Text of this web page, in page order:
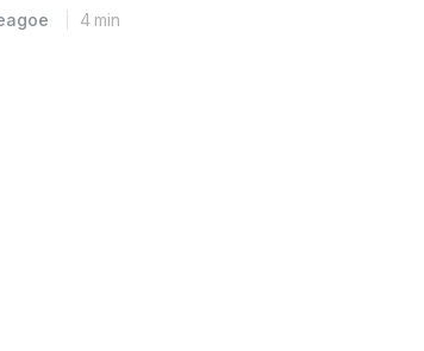
4 min